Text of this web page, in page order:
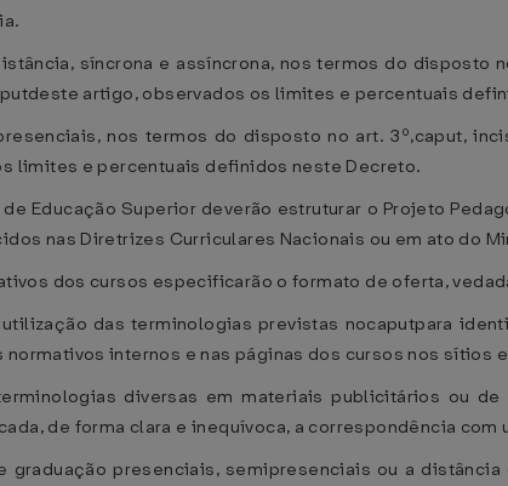
síncrona e assíncrona, nos termos do
artigo, observados os limites e percentuais
nos termos do disposto no art. 3º,caput,
limites e percentuais definidos neste Decreto.
Educação Superior deverão estruturar o Projeto
nas Diretrizes Curriculares Nacionais ou em ato do
dos cursos especificarão o formato de oferta,
das terminologias previstas nocaputpara
normativos internos e nas páginas dos cursos nos
diversas em materiais publicitários ou
de forma clara e inequívoca, a correspondência
graduação presenciais, semipresenciais ou a